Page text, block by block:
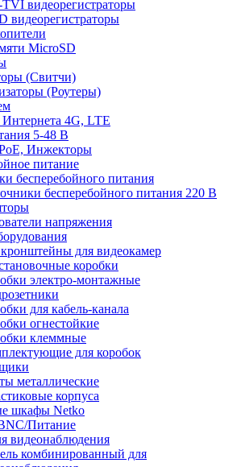
видеорегистраторы
видеорегистраторы
MicroSD
(Свитчи)
(Роутеры)
4G, LTE
5-48 В
Инжекторы
питание
бесперебойного питания
бесперебойного питания 220 В
напряжения
для видеокамер
коробки
электро-монтажные
для кабель-канала
огнестойкие
клеммные
для коробок
металлические
корпуса
шкафы Netko
Питание
видеонаблюдения
комбинированный для